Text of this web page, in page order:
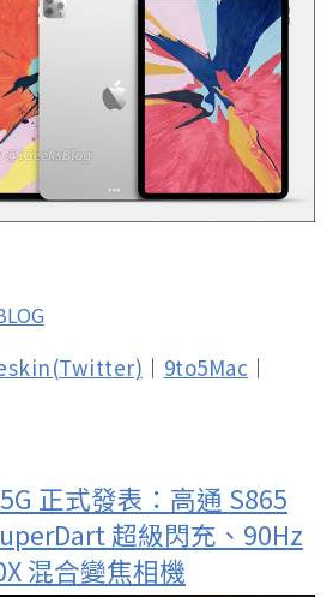
｜ 9to5Mac ｜
正式發表：高通 S865
超級閃充、90Hz
混合變焦相機